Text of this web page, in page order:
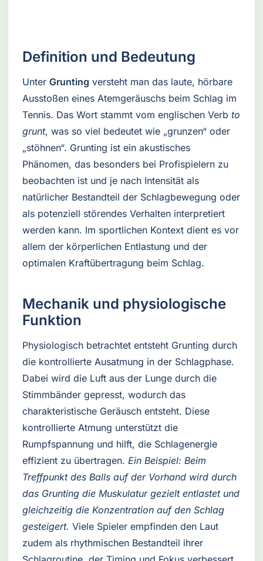
Definition und Bedeutung
Unter Grunting versteht man das laute, hörbare
Ausstoßen eines Atemgeräuschs beim Schlag im
Tennis. Das Wort stammt vom englischen Verb to
grunt, was so viel bedeutet wie „grunzen“ oder
„stöhnen“. Grunting ist ein akustisches
Phänomen, das besonders bei Profispielern zu
beobachten ist und je nach Intensität als
natürlicher Bestandteil der Schlagbewegung oder
als potenziell störendes Verhalten interpretiert
werden kann. Im sportlichen Kontext dient es vor
allem der körperlichen Entlastung und der
optimalen Kraftübertragung beim Schlag.
Mechanik und physiologische
Funktion
Physiologisch betrachtet entsteht Grunting durch
die kontrollierte Ausatmung in der Schlagphase.
Dabei wird die Luft aus der Lunge durch die
Stimmbänder gepresst, wodurch das
charakteristische Geräusch entsteht. Diese
kontrollierte Atmung unterstützt die
Rumpfspannung und hilft, die Schlagenergie
effizient zu übertragen. Ein Beispiel: Beim
Treffpunkt des Balls auf der Vorhand wird durch
das Grunting die Muskulatur gezielt entlastet und
gleichzeitig die Konzentration auf den Schlag
gesteigert. Viele Spieler empfinden den Laut
zudem als rhythmischen Bestandteil ihrer